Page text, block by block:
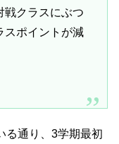
戦クラスにぶつ
スポイントが減
る通り、3学期最初